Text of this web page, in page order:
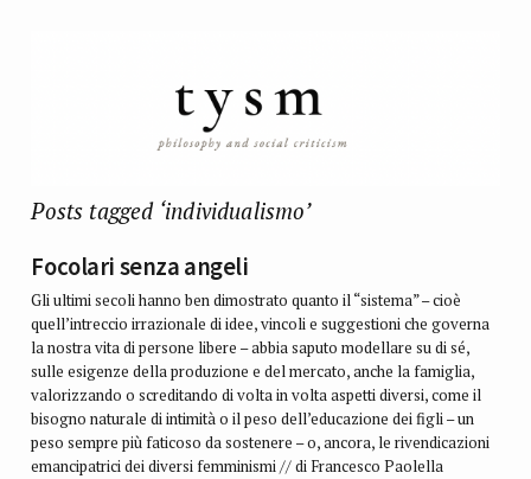
Posts tagged ‘individualismo’
Focolari senza angeli
Gli ultimi secoli hanno ben dimostrato quanto il “sistema” – cioè
quell’intreccio irrazionale di idee, vincoli e suggestioni che governa
la nostra vita di persone libere – abbia saputo modellare su di sé,
sulle esigenze della produzione e del mercato, anche la famiglia,
valorizzando o screditando di volta in volta aspetti diversi, come il
bisogno naturale di intimità o il peso dell’educazione dei figli – un
peso sempre più faticoso da sostenere – o, ancora, le rivendicazioni
emancipatrici dei diversi femminismi // di Francesco Paolella